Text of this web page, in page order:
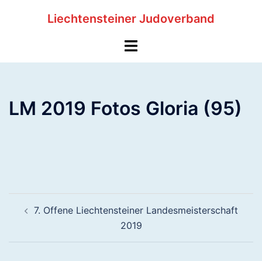
Liechtensteiner Judoverband
Menü
LM 2019 Fotos Gloria (95)
7. Offene Liechtensteiner Landesmeisterschaft
2019